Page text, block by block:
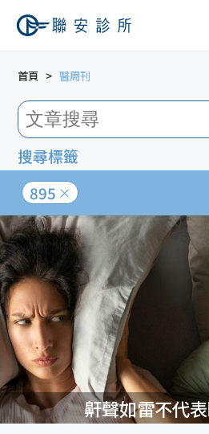
首頁 醫周刊
搜尋標籤
895
鼾聲如雷不代表